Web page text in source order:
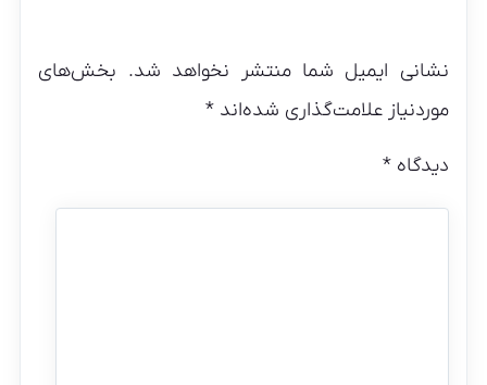
نشانی ایمیل شما منتشر نخواهد شد. بخش‌های
موردنیاز علامت‌گذاری شده‌اند*
دیدگاه*